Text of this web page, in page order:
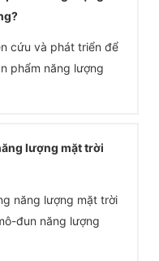
cứu và phát triển để
phẩm năng lượng
lượng mặt trời
năng lượng mặt trời
đun năng lượng